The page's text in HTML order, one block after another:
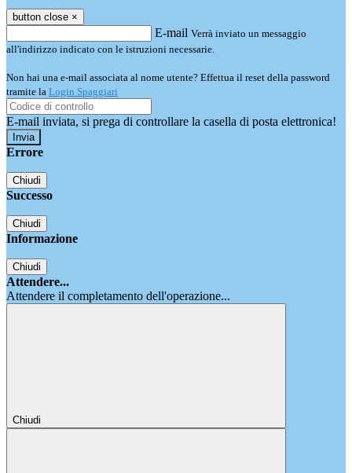
button close ×
E-mail Verrà inviato un messaggio
all'indirizzo indicato con le istruzioni necessarie.
Non hai una e-mail associata al nome utente? Effettua il reset della password
tramite la Login Spaggiari
E-mail inviata, si prega di controllare la casella di posta elettronica!
Errore
Chiudi
Successo
Chiudi
Informazione
Chiudi
Attendere...
Attendere il completamento dell'operazione...
Chiudi